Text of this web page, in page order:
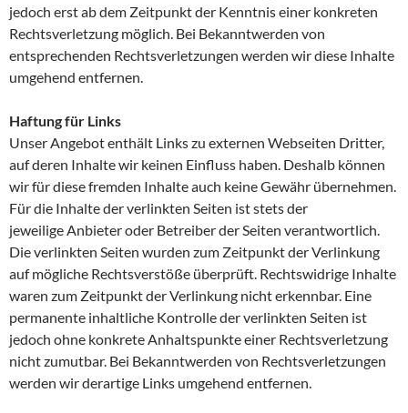
jedoch erst ab dem Zeitpunkt der Kenntnis einer konkreten
Rechtsverletzung möglich. Bei Bekanntwerden von
entsprechenden Rechtsverletzungen werden wir diese Inhalte
umgehend entfernen.
Haftung für Links
Unser Angebot enthält Links zu externen Webseiten Dritter,
auf deren Inhalte wir keinen Einfluss haben. Deshalb können
wir für diese fremden Inhalte auch keine Gewähr übernehmen.
Für die Inhalte der verlinkten Seiten ist stets der
jeweilige Anbieter oder Betreiber der Seiten verantwortlich.
Die verlinkten Seiten wurden zum Zeitpunkt der Verlinkung
auf mögliche Rechtsverstöße überprüft. Rechtswidrige Inhalte
waren zum Zeitpunkt der Verlinkung nicht erkennbar. Eine
permanente inhaltliche Kontrolle der verlinkten Seiten ist
jedoch ohne konkrete Anhaltspunkte einer Rechtsverletzung
nicht zumutbar. Bei Bekanntwerden von Rechtsverletzungen
werden wir derartige Links umgehend entfernen.